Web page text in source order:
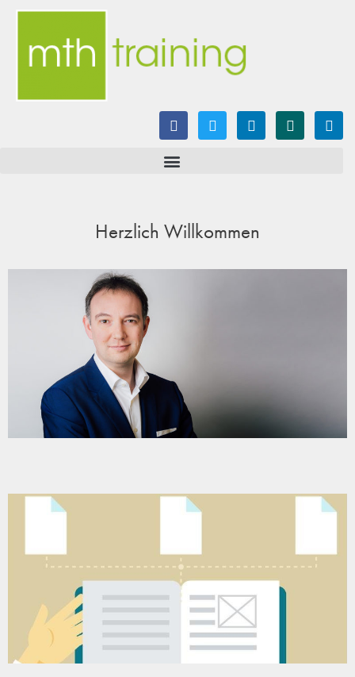
Herzlich Willkommen